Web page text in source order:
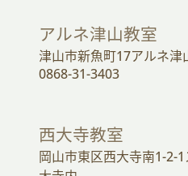
アルネ津山教室
津山市新魚町17アルネ津
0868-31-3403
西大寺教室
岡山市東区西大寺南1-2-